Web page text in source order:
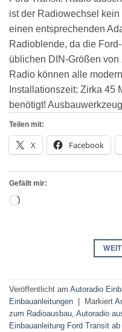
ist der Radiowechsel
einen entsprechenden
Radioblende, da die
üblichen DIN-Größen
Radio können alle
Installationszeit: Zirka 45
benötigt!
Teilen mit:
X Facebook
Gefällt mir:
Wird
Veröffentlicht am Autoradio
Einbauanleitungen
Markiert
zum Radioausbau Autoradio
Einbauanleitung Ford Transit ab